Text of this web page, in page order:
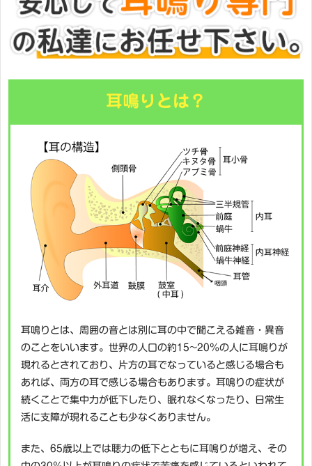
耳鳴りとは？
耳鳴りとは、周囲の音とは別に耳の中で聞こえる雑音・異音
のことをいいます。世界の人口の約15~20％の人に耳鳴りが
現れるとされており、片方の耳でなっていると感じる場合も
あれば、両方の耳で感じる場合もあります。耳鳴りの症状が
続くことで集中力が低下したり、眠れなくなったり、日常生
活に支障が現れることも少なくありません。
また、65歳以上では聴力の低下とともに耳鳴りが増え、その